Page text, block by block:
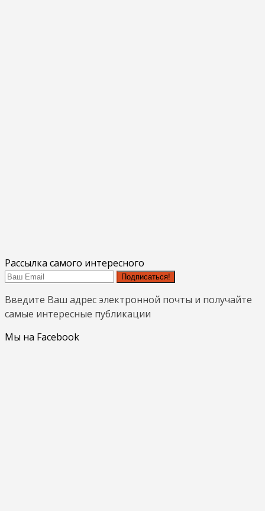
Рассылка самого интересного
Подписаться!
Введите Ваш адрес электронной почты и получайте
самые интересные публикации
Мы на Facebook